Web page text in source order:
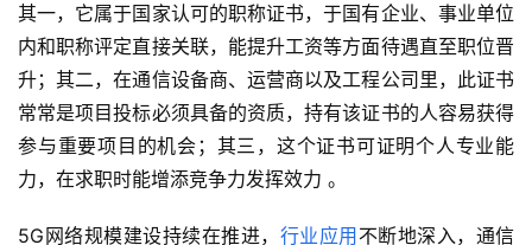
其一，它属于国家认可的职称证书，于国有企业、事业单位
内和职称评定直接关联，能提升工资等方面待遇直至职位晋
升；其二，在通信设备商、运营商以及工程公司里，此证书
常常是项目投标必须具备的资质，持有该证书的人容易获得
参与重要项目的机会；其三，这个证书可证明个人专业能
力，在求职时能增添竞争力发挥效力 。
5G网络规模建设持续在推进， 行业应用 不断地深入，通信